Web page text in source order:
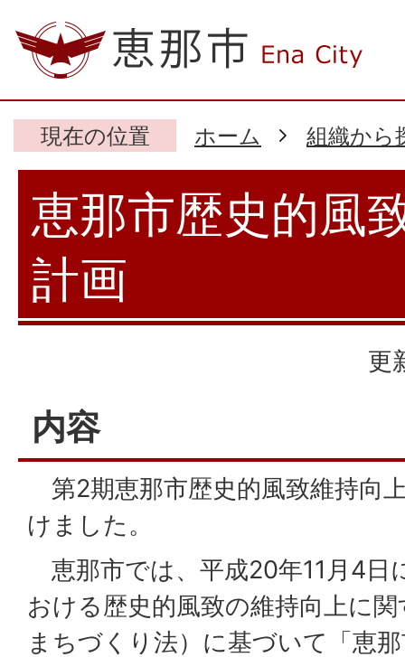
現在の位置 ホーム 組織から
恵那市歴史的風
計画
更
内容
第2期恵那市歴史的風致維持向
けました。
恵那市では、平成20年11月4日
おける歴史的風致の維持向上に
まちづくり法）に基づいて「恵